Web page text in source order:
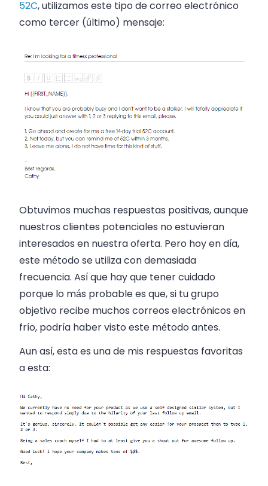
52C, utilizamos este tipo de correo electrónico
como tercer (último) mensaje:
Obtuvimos muchas respuestas positivas, aunque
nuestros clientes potenciales no estuvieran
interesados en nuestra oferta. Pero hoy en día,
este método se utiliza con demasiada
frecuencia. Así que hay que tener cuidado
porque lo más probable es que, si tu grupo
objetivo recibe muchos correos electrónicos en
frío, podría haber visto este método antes.
Aun así, esta es una de mis respuestas favoritas
a esta: